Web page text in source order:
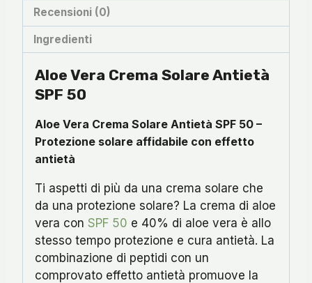
Recensioni (0)
Ingredienti
Aloe Vera Crema Solare Antietà
SPF 50
Aloe Vera Crema Solare Antietà SPF 50 –
Protezione solare affidabile con effetto
antietà
Ti aspetti di più da una crema solare che
da una protezione solare? La crema di aloe
vera con SPF 50 e 40% di aloe vera è allo
stesso tempo protezione e cura antietà. La
combinazione di peptidi con un
comprovato effetto antietà promuove la